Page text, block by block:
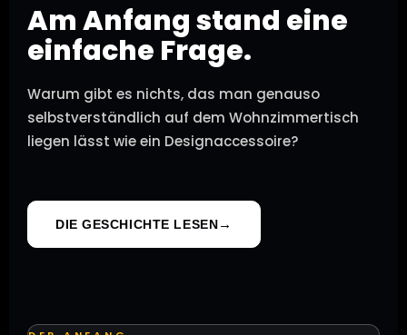
Am Anfang stand eine
einfache Frage.
Warum gibt es nichts, das man genauso
selbstverständlich auf dem Wohnzimmertisch
liegen lässt wie ein Designaccessoire?
DIE GESCHICHTE LESEN